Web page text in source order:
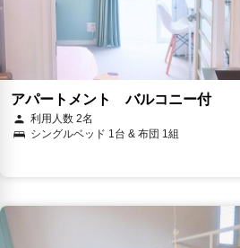
アパートメント バルコニー付
利用人数 2名
シングルベッド 1台 & 布団 1組